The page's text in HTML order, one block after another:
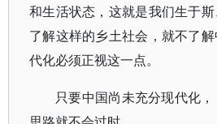
和生活状态，这就是我们生于
了解这样的乡土社会，就不了
代化必须正视这一点。
只要中国尚未充分现代化